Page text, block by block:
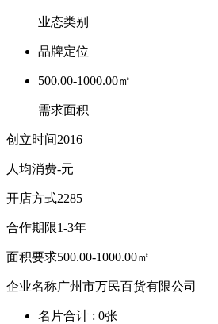
业态类别
品牌定位
500.00-1000.00㎡
需求面积
创立时间2016
人均消费-元
开店方式2285
合作期限1-3年
面积要求500.00-1000.00㎡
企业名称广州市万民百货有限公司
名片合计 : 0张